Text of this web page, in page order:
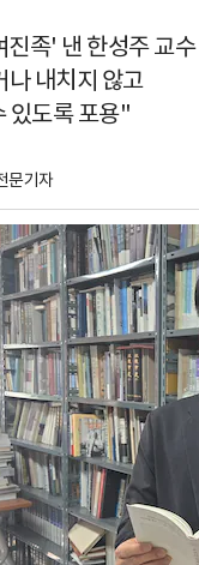
족' 낸 한성주 교수
내치지 않고
있도록 포용"
문기자